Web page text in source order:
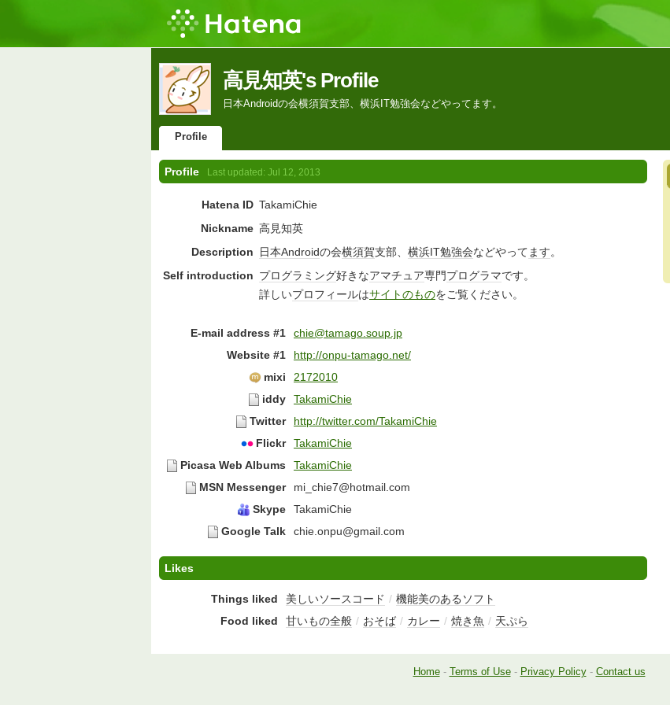
高見知英's Profile
日本Androidの会横須賀支部、横浜IT勉強会などやってます。
Profile
Profile Last updated: Jul 12, 2013
Hatena ID TakamiChie
Nickname 高見知英
Description
日本Androidの会横須賀支部、 横浜IT勉強会などやってます。
Self introduction プログラミング好きなアマチュア専門プログラマです。
詳しいプロフィールはサイトのものをご覧ください。
E-mail address #1
chie@tamago.soup.jp
Website #1
http://onpu-tamago.net/
mixi
2172010
iddy
TakamiChie
Twitter
http://twitter.com/TakamiChie
Flickr
TakamiChie
Picasa Web Albums
TakamiChie
MSN Messenger
mi_chie7@hotmail.com
Skype
TakamiChie
Google Talk
chie.onpu@gmail.com
Likes
Things liked 美しいソースコード / 機能美のあるソフト
Food liked
甘いもの全般 / おそば / カレー / 焼き魚 / 天ぷら
Home- Terms of Use- Privacy Policy- Contact us